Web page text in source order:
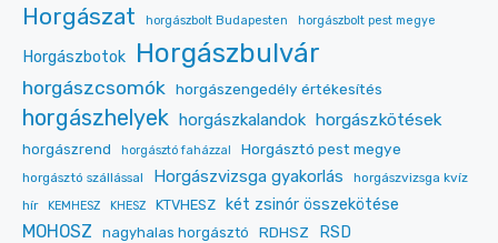
Horgászat horgászbolt Budapesten horgászbolt pest megye
Horgászbotok Horgászbulvár
horgászcsomók horgászengedély értékesítés
horgászhelyek horgászkalandok horgászkötések
horgászrend horgásztó faházzal Horgásztó pest megye
horgásztó szállással Horgászvizsga gyakorlás
horgászvizsga kvíz
hír
KEMHESZ KHESZ KTVHESZ két zsinór összekötése
MOHOSZ nagyhalas horgásztó RDHSZ RSD